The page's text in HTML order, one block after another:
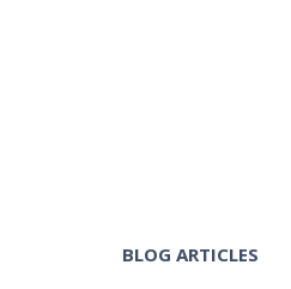
BLOG ARTICLES